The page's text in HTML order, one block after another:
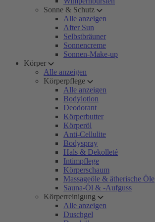
Sonne & Schutz
Alle anzeigen
After Sun
Selbstbräuner
Sonnencreme
Sonnen-Make-up
Körper
Alle anzeigen
Körperpflege
Alle anzeigen
Bodylotion
Deodorant
Körperbutter
Körperöl
Anti-Cellulite
Bodyspray
Hals & Dekolleté
Intimpflege
Körperschaum
Massageöle & ätherische Öle
Sauna-Öl & -Aufguss
Körperreinigung
Alle anzeigen
Duschgel